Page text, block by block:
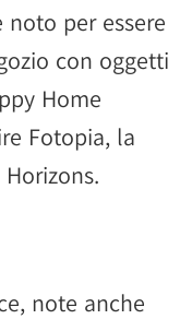
per essere
con oggetti
Home
Fotopia, la
note anche